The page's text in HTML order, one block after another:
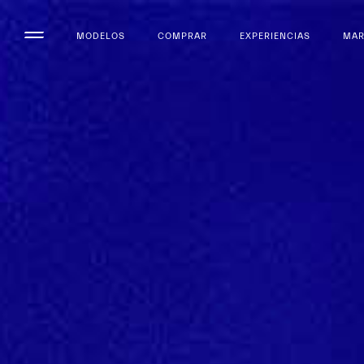
MODELOS COMPRAR EXPERIENCIAS